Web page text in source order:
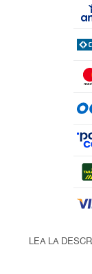
LEA LA